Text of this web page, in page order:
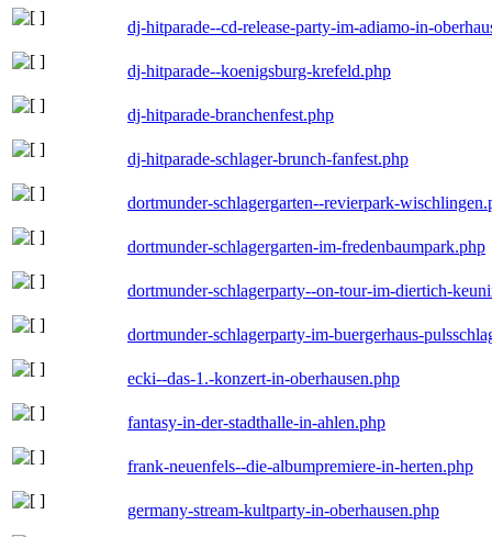
dj-hitparade--cd-release-party-im-adiamo-in-
dj-hitparade--koenigsburg-krefeld.php
dj-hitparade-branchenfest.php
dj-hitparade-schlager-brunch-fanfest.php
dortmunder-schlagergarten--revierpark-
dortmunder-schlagergarten-im-fredenbaumpark.php
dortmunder-schlagerparty--on-tour-im-diertich-
dortmunder-schlagerparty-im-buergerhaus-
ecki--das-1.-konzert-in-oberhausen.php
fantasy-in-der-stadthalle-in-ahlen.php
frank-neuenfels--die-albumpremiere-in-herten.php
germany-stream-kultparty-in-oberhausen.php